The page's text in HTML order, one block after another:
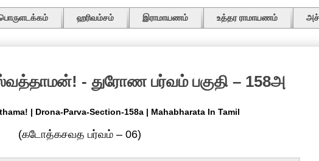
ஹரிவம்சம் இராமாயணம் உத்தர ராமாயணம்
- துரோண பர்வம் பகுதி – 158அ
| Drona-Parva-Section-158a | Mahabharata In Tamil
(கடோத்கசவத பர்வம் – 06)